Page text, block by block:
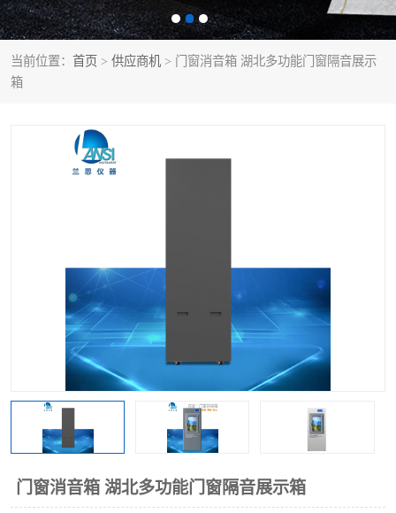
当前位置： 首页 > 供应商机 > 门窗消音箱 湖北多功能门窗隔音展示
箱
门窗消音箱 湖北多功能门窗隔音展示箱